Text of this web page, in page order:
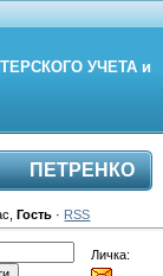
УЧЕТА и
ПЕТРЕНКО
,Гость · RSS
Личка: